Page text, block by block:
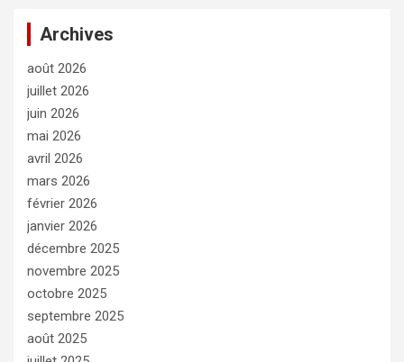
Archives
août 2026
juillet 2026
juin 2026
mai 2026
avril 2026
mars 2026
février 2026
janvier 2026
décembre 2025
novembre 2025
octobre 2025
septembre 2025
août 2025